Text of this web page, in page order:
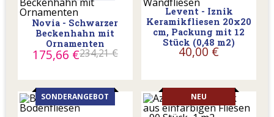
Novia - Schwarzer
Beckenhahn mit
Ornamenten
175,66 €234,21 €
Levent - Iznik
Keramikfliesen 20x20
cm, Packung mit 12
Stück (0,48 m2)
40,00 €
SONDERANGEBOT NEU